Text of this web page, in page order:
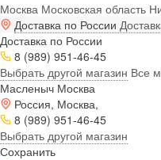
Москва Московская область
Доставка по России
Доставка по России
8 (989) 951-46-45
Выбрать другой магазин Все
Масленыч Москва
Россия, Москва,
8 (989) 951-46-45
Выбрать другой магазин
Сохранить